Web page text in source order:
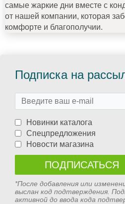
самые жаркие дни вместе с
от нашей компании, которая
комфорте и благополучии.
Подписка на
Новинки каталога
Спецпредложения
Новости магазина
*После добавления или
выслан код подтверждения.
активной до ввода кода